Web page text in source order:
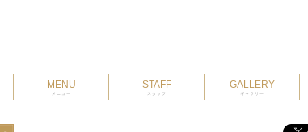
MENU
メニュー
STAFF
スタッフ
GALLERY
ギャラリー